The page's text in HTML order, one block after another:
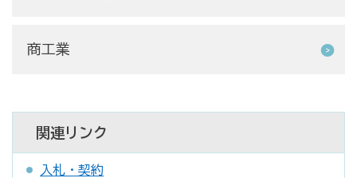
商工業
関連リンク
入札・契約